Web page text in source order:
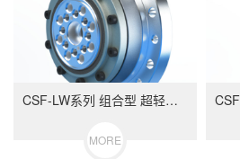
CSF-LW系列 组合型 超轻量 谐波减速机
MORE